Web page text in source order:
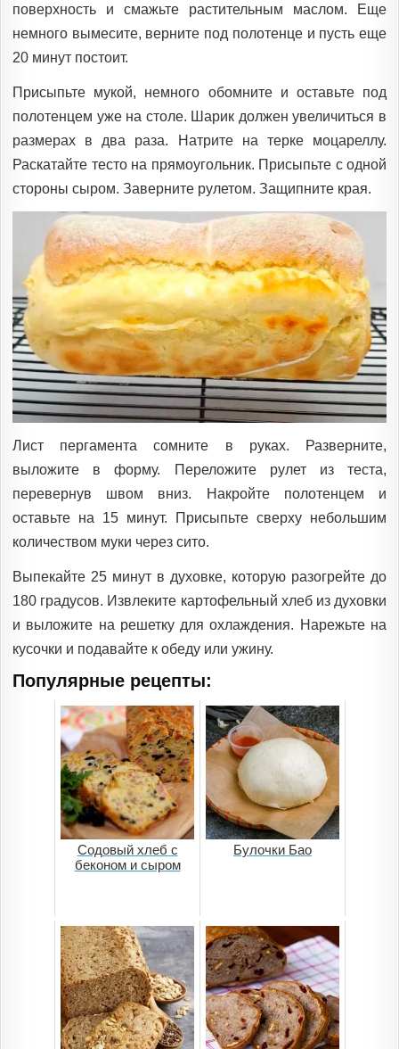
поверхность и смажьте растительным маслом. Еще
немного вымесите, верните под полотенце и пусть еще
20 минут постоит.
Присыпьте мукой, немного обомните и оставьте под
полотенцем уже на столе. Шарик должен увеличиться в
размерах в два раза. Натрите на терке моцареллу.
Раскатайте тесто на прямоугольник. Присыпьте с одной
стороны сыром. Заверните рулетом. Защипните края.
Лист пергамента сомните в руках. Разверните,
выложите в форму. Переложите рулет из теста,
перевернув швом вниз. Накройте полотенцем и
оставьте на 15 минут. Присыпьте сверху небольшим
количеством муки через сито.
Выпекайте 25 минут в духовке, которую разогрейте до
180 градусов. Извлеките картофельный хлеб из духовки
и выложите на решетку для охлаждения. Нарежьте на
кусочки и подавайте к обеду или ужину.
Популярные рецепты:
Содовый хлеб с
беконом и сыром
Булочки Бао